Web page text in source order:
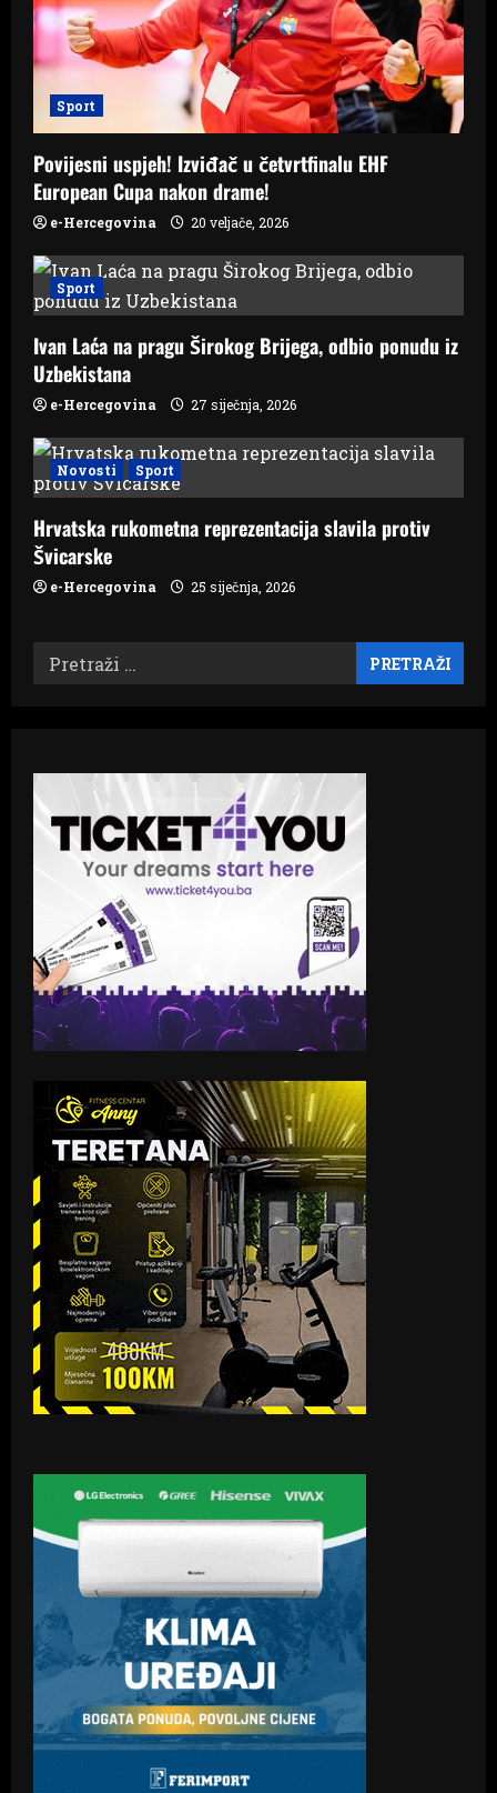
t
o
n
Sport
Povijesni uspjeh! Izviđač u četvrtfinalu EHF
European Cupa nakon drame!
e-Hercegovina 20 veljače, 2026
Sport
Ivan Laća na pragu Širokog Brijega, odbio ponudu iz
Uzbekistana
e-Hercegovina 27 siječnja, 2026
Novosti Sport
Hrvatska rukometna reprezentacija slavila protiv
Švicarske
e-Hercegovina 25 siječnja, 2026
Pretraži: